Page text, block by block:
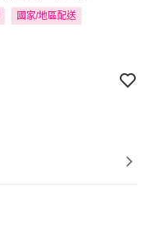
國家/地區配送